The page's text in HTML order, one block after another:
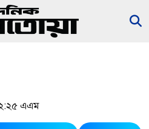
এএম